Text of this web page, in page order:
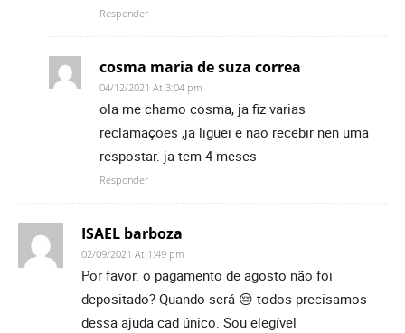
Responder
cosma maria de suza correa
04/12/2021 At 3:04 pm
ola me chamo cosma, ja fiz varias
reclamaçoes ,ja liguei e nao recebir nen uma
respostar. ja tem 4 meses
Responder
ISAEL barboza
02/09/2021 At 1:49 pm
Por favor. o pagamento de agosto não foi
depositado? Quando será 😔 todos precisamos
dessa ajuda cad único. Sou elegível